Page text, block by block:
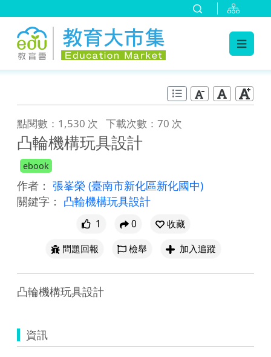
點閱數：1,530 次 下載次數：70 次
凸輪機構玩具設計
ebook
作者： 張峯榮 (臺南市新化區新化國中)
關鍵字： 凸輪機構玩具設計
1 0
收藏
問題回報
檢舉 加入追蹤
凸輪機構玩具設計
資訊